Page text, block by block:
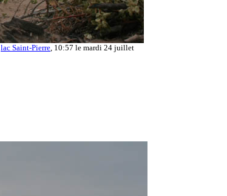
lac Saint-Pierre, 10:57 le mardi 24 juillet